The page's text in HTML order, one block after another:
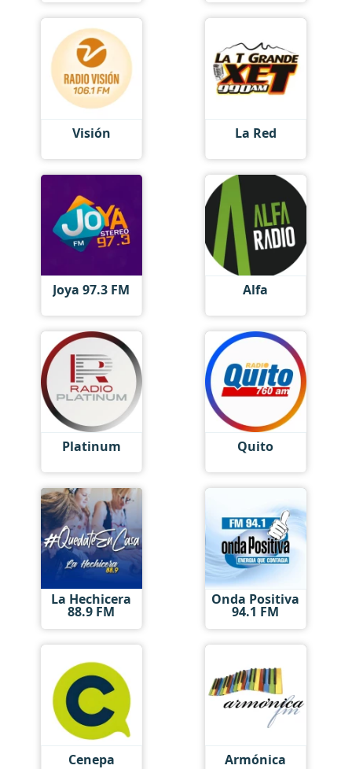
Visión La Red
Joya 97.3 FM Alfa
Platinum Quito
La Hechicera
88.9 FM
Onda Positiva
94.1 FM
Cenepa Armónica